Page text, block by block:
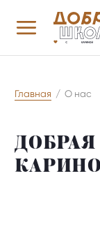
Главная / О нас